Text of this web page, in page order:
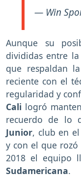
— Win
Aunque su
divididas entre
que respaldan
reciente con el
regularidad y
Cali logró
recuerdo de lo
Junior, club en
y con el que
2018 el equipo
Sudamericana.